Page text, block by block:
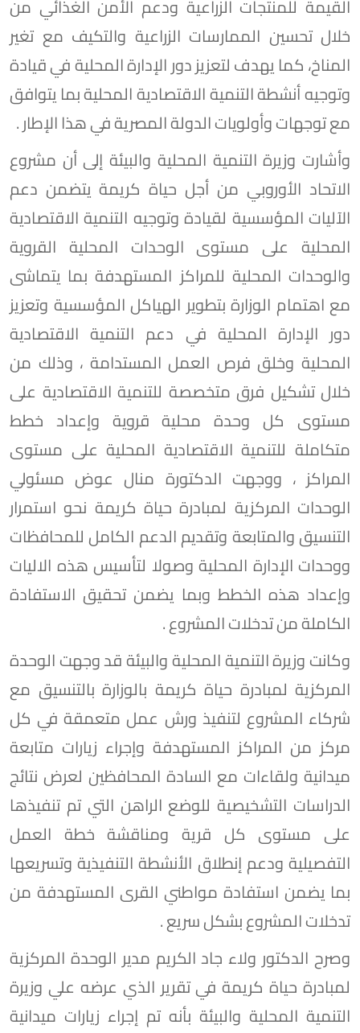
القيمة للمنتجات الزراعية ودعم الأمن الغذائي من
خلال تحسين الممارسات الزراعية والتكيف مع تغير
المناخ، كما يهدف لتعزيز دور الإدارة المحلية في قيادة
وتوجيه أنشطة التنمية الاقتصادية المحلية بما يتوافق
مع توجهات وأولويات الدولة المصرية في هذا الإطار .
وأشارت وزيرة التنمية المحلية والبيئة إلى أن مشروع
الاتحاد الأوروبي من أجل حياة كريمة يتضمن دعم
الآليات المؤسسية لقيادة وتوجيه التنمية الاقتصادية
المحلية على مستوى الوحدات المحلية القروية
والوحدات المحلية للمراكز المستهدفة بما يتماشى
مع اهتمام الوزارة بتطوير الهياكل المؤسسية وتعزيز
دور الإدارة المحلية في دعم التنمية الاقتصادية
المحلية وخلق فرص العمل المستدامة ، وذلك من
خلال تشكيل فرق متخصصة للتنمية الاقتصادية على
مستوى كل وحدة محلية قروية وإعداد خطط
متكاملة للتنمية الاقتصادية المحلية على مستوى
المراكز ، ووجهت الدكتورة منال عوض مسئولي
الوحدات المركزية لمبادرة حياة كريمة نحو استمرار
التنسيق والمتابعة وتقديم الدعم الكامل للمحافظات
ووحدات الإدارة المحلية وصولا لتأسيس هذه الاليات
وإعداد هذه الخطط وبما يضمن تحقيق الاستفادة
الكاملة من تدخلات المشروع .
وكانت وزيرة التنمية المحلية والبيئة قد وجهت الوحدة
المركزية لمبادرة حياة كريمة بالوزارة بالتنسيق مع
شركاء المشروع لتنفيذ ورش عمل متعمقة في كل
مركز من المراكز المستهدفة وإجراء زيارات متابعة
ميدانية ولقاءات مع السادة المحافظين لعرض نتائج
الدراسات التشخيصية للوضع الراهن التي تم تنفيذها
على مستوى كل قرية ومناقشة خطة العمل
التفصيلية ودعم إنطلاق الأنشطة التنفيذية وتسريعها
بما يضمن استفادة مواطني القرى المستهدفة من
تدخلات المشروع بشكل سريع .
وصرح الدكتور ولاء جاد الكريم مدير الوحدة المركزية
لمبادرة حياة كريمة في تقرير الذي عرضه علي وزيرة
التنمية المحلية والبيئة بأنه تم إجراء زيارات ميدانية